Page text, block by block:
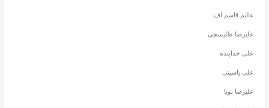
عالیم قاسم اف
علیرضا طلیسچی
علی خدابنده
علی یاسینی
علیرضا پویا